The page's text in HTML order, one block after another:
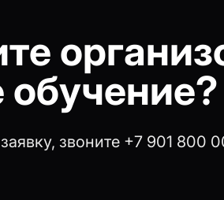
обучение?
звоните +7 901 800